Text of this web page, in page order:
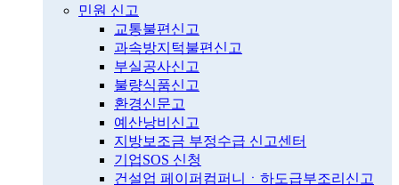
민원 신고
교통불편신고
과속방지턱불편신고
부실공사신고
불량식품신고
환경신문고
예산낭비신고
지방보조금 부정수급 신고센터
기업SOS 신청
건설업 페이퍼컴퍼니ㆍ하도급부조리신고